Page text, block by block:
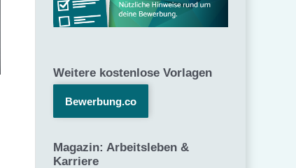
Weitere kostenlose Vorlagen
Bewerbung.co
Magazin: Arbeitsleben &
Karriere